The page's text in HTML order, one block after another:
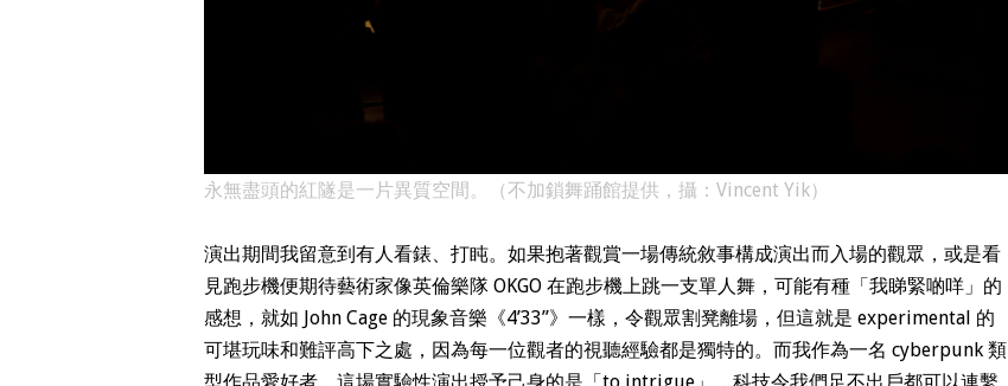
永無盡頭的紅隧是一片異質空間。（不加鎖舞踊館提供，攝：Vincent Yik）
演出期間我留意到有人看錶、打盹。如果抱著觀賞一場傳統敘事構成演出而入場的觀眾，或是看
見跑步機便期待藝術家像英倫樂隊 OKGO 在跑步機上跳一支單人舞，可能有種「我睇緊啲咩」的
感想，就如 John Cage 的現象音樂《4’33”》一樣，令觀眾割凳離場，但這就是 experimental 的
可堪玩味和難評高下之處，因為每一位觀者的視聽經驗都是獨特的。而我作為一名 cyberpunk 類